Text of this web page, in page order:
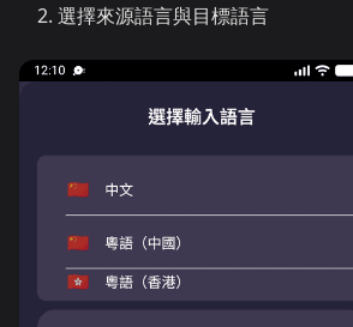
選擇來源語言與目標語言